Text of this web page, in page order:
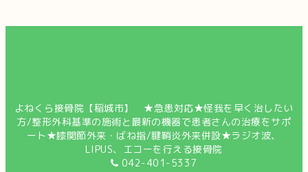
よねくら接骨院【稲城市】 ★急患対応★怪我を早く治したい
方/整形外科基準の施術と最新の機器で患者さんの治療をサポ
ート★膝関節外来・ばね指/腱鞘炎外来併設★ラジオ波、
LIPUS、エコーを行える接骨院
042-401-5337